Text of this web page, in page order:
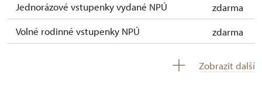
Jednorázové vstupenky vydané NPÚ
zdarma
Volné rodinné vstupenky NPÚ
zdarma
Držitel průkazu zaměstnance NPÚ (+ až 3
Zobrazit další